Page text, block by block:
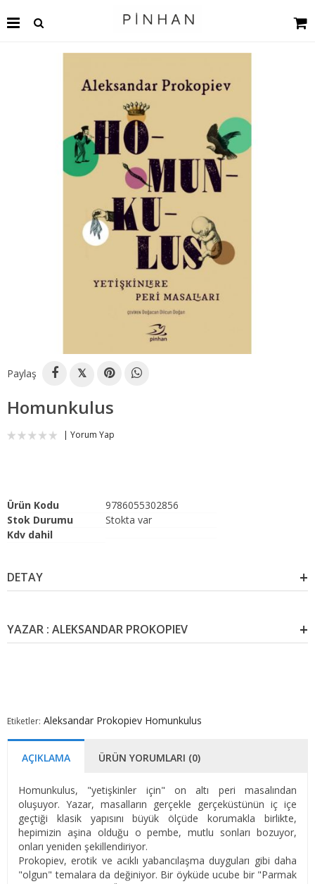
Paylaş 𝕏
Homunkulus
Yorum Yap
Ürün Kodu
9786055302856
Stok Durumu
Stokta var
Kdv dahil
DETAY
YAZAR : ALEKSANDAR PROKOPIEV
Etiketler: Aleksandar Prokopiev Homunkulus
AÇIKLAMA ÜRÜN YORUMLARI (0)
Homunkulus, "yetişkinler için" on altı peri masalından
oluşuyor. Yazar, masalların gerçekle gerçeküstünün iç içe
geçtiği klasik yapısını büyük ölçüde korumakla birlikte,
hepimizin aşina olduğu o pembe, mutlu sonları bozuyor,
onları yeniden şekillendiriyor.
Prokopiev, erotik ve acıklı yabancılaşma duyguları gibi daha
"olgun" temalara da değiniyor. Bir öyküde ucube bir "Parmak